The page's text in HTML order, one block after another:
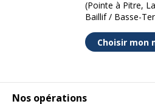
Nos opérations
(Pointe à Pitre,
Baillif / Basse-
Choisir mon